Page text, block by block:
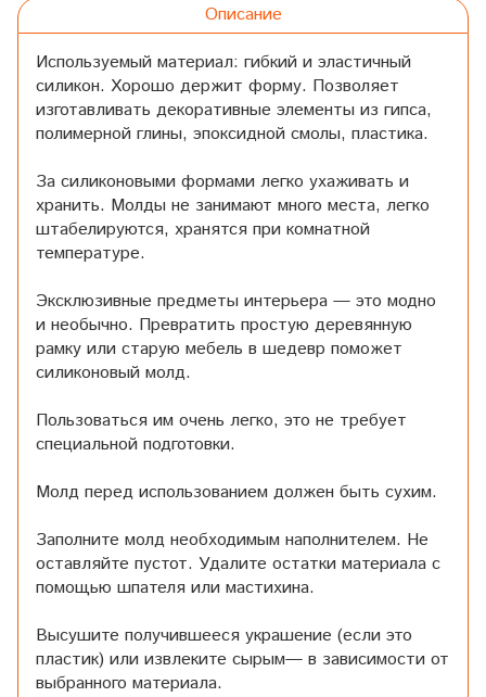
Описание
Используемый материал: гибкий и эластичный
силикон. Хорошо держит форму. Позволяет
изготавливать декоративные элементы из гипса,
полимерной глины, эпоксидной смолы, пластика.
За силиконовыми формами легко ухаживать и
хранить. Молды не занимают много места, легко
штабелируются, хранятся при комнатной
температуре.
Эксклюзивные предметы интерьера — это модно
и необычно. Превратить простую деревянную
рамку или старую мебель в шедевр поможет
силиконовый молд.
Пользоваться им очень легко, это не требует
специальной подготовки.
Молд перед использованием должен быть сухим.
Заполните молд необходимым наполнителем. Не
оставляйте пустот. Удалите остатки материала с
помощью шпателя или мастихина.
Высушите получившееся украшение (если это
пластик) или извлеките сырым— в зависимости от
выбранного материала.